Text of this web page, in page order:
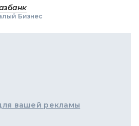
Бизнес
вашей рекламы